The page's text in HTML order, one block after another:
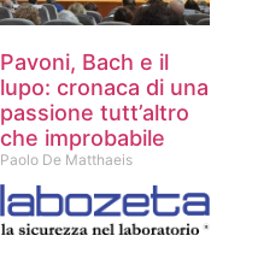
Pavoni, Bach e il
lupo: cronaca di una
passione tutt’altro
che improbabile
Paolo De Matthaeis